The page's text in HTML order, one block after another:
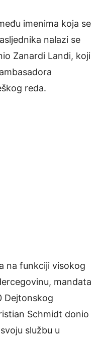
imenima koja se
nalazi se
Zanardi Landi, koji
reda.
na funkciji visokog
mandata
Dejtonskog
Schmidt donio
službu u